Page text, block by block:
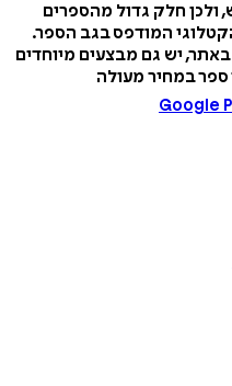
ולכן חלק גדול מהספרים
המודפס בגב הספר.
יש גם מבצעים מיוחדים
ספר במחיר מעולה
Google